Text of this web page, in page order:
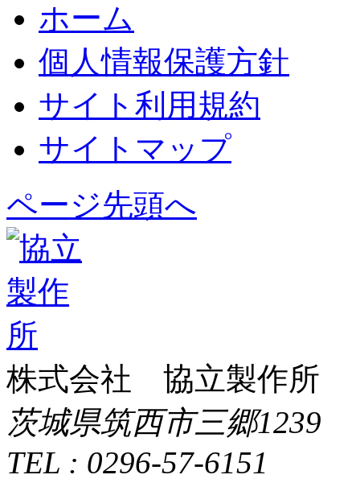
ホーム
個人情報保護方針
サイト利用規約
サイトマップ
ページ先頭へ
株式会社 協立製作所
茨城県筑西市三郷1239
TEL : 0296-57-6151